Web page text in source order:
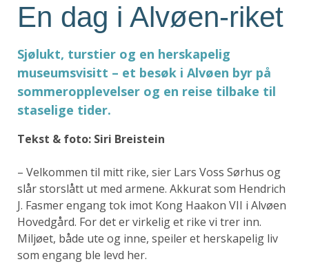
En dag i Alvøen-riket
Sjølukt, turstier og en herskapelig
museumsvisitt – et besøk i Alvøen byr på
sommeropplevelser og en reise tilbake til
staselige tider.
Tekst & foto: Siri Breistein
– Velkommen til mitt rike, sier Lars Voss Sørhus og
slår storslått ut med armene. Akkurat som Hendrich
J. Fasmer engang tok imot Kong Haakon VII i Alvøen
Hovedgård. For det er virkelig et rike vi trer inn.
Miljøet, både ute og inne, speiler et herskapelig liv
som engang ble levd her.